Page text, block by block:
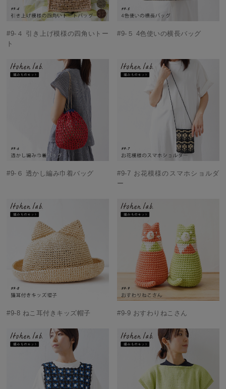
#9-４ 引き上げ模様の四角いトー
ト
#9-５ 4色使いの横長バッグ
#9-６ 透かし編み巾着バッグ
#9-7 お花模様のスマホショルダ
ー
#9-8 ねこ耳付きキッズ帽子 #9-9 おすわりねこさん